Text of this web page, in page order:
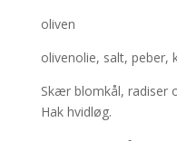
oliven
olivenolie, salt, peber,
Skær blomkål, radiser
Hak hvidløg.